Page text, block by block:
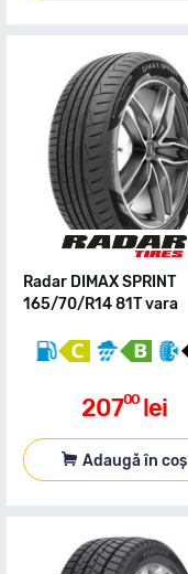
Radar DIMAX SPRINT
165/70/R14 81T vara
20700 lei
Adaugă în coș